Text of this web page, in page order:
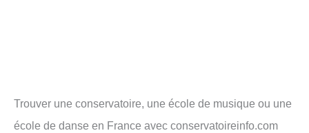
Trouver une conservatoire, une école de musique ou une
école de danse en France avec conservatoireinfo.com